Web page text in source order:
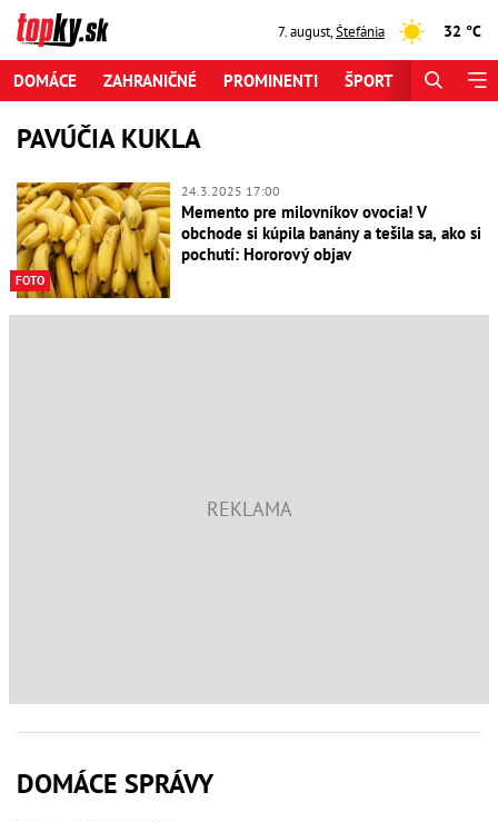
7. august,Štefánia 32 °C
DOMÁCE ZAHRANIČNÉ PROMINENTI ŠPORT
PAVÚČIA KUKLA
FOTO
24.3.2025 17:00
Memento pre milovníkov ovocia! V
obchode si kúpila banány a tešila sa, ako si
pochutí: Hororový objav
DOMÁCE SPRÁVY